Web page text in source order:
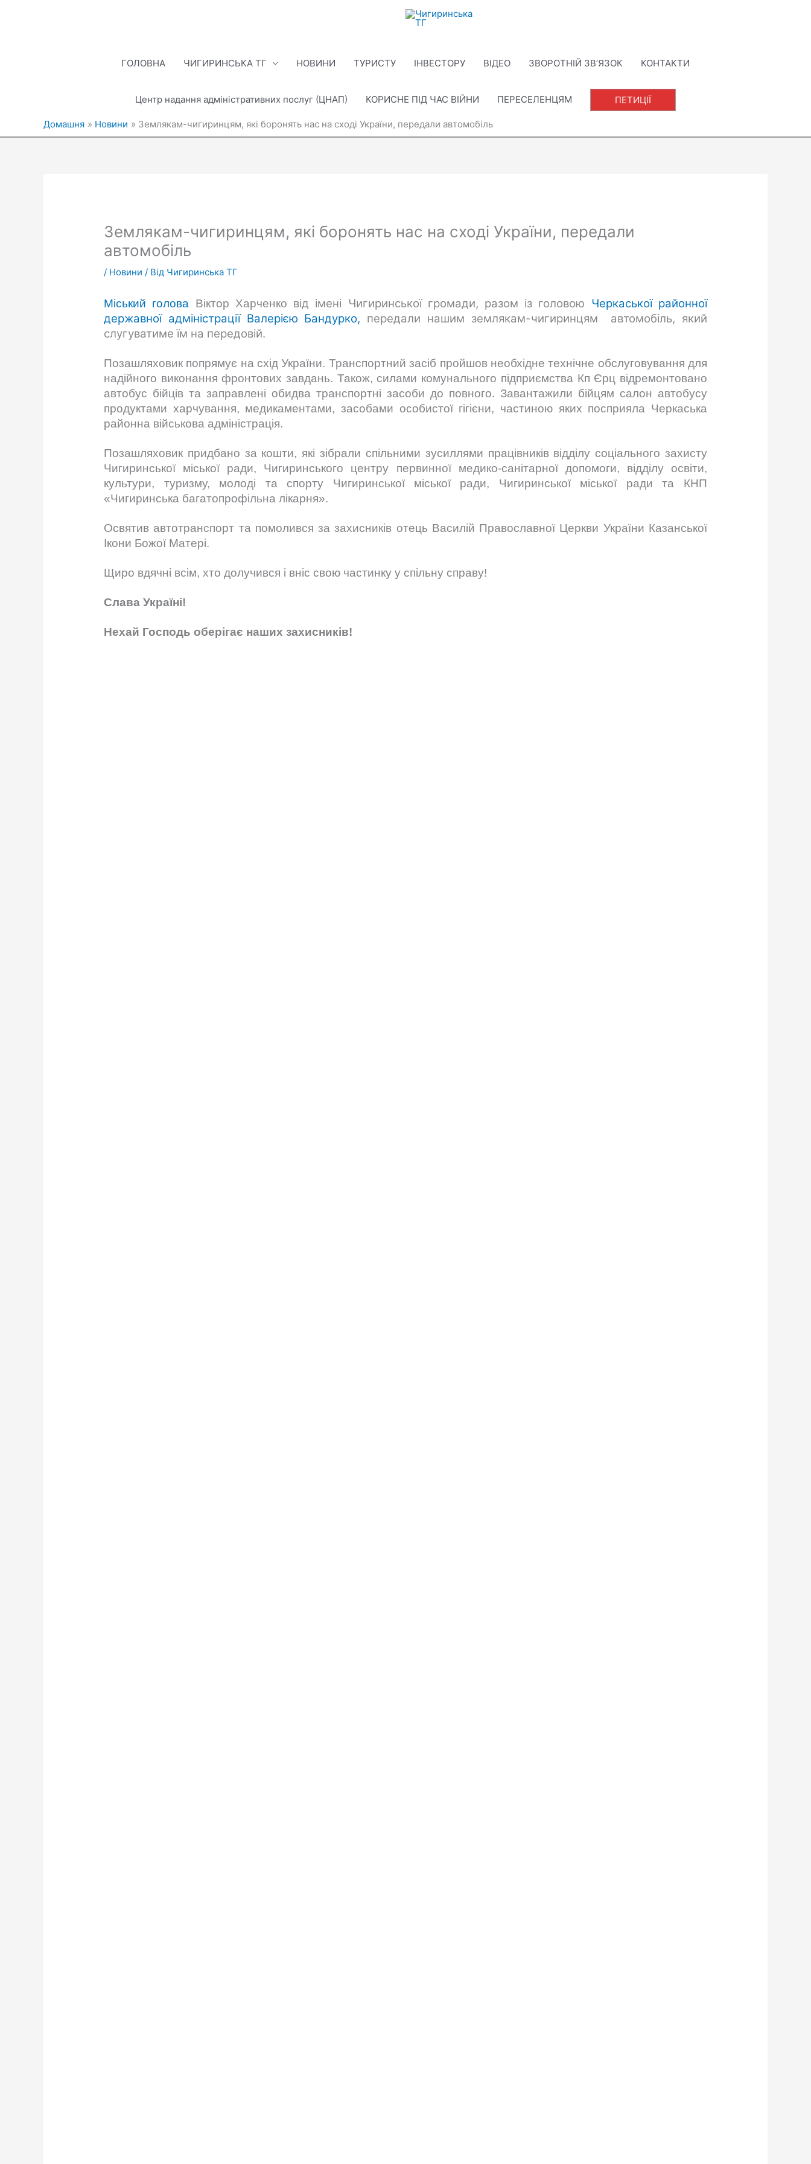
ГОЛОВНА ЧИГИРИНСЬКА ТГ НОВИНИ ТУРИСТУ ІНВЕСТОРУ ВІДЕО ЗВОРОТНІЙ ЗВ’ЯЗОК КОНТАКТИ
Центр надання адміністративних послуг (ЦНАП) КОРИСНЕ ПІД ЧАС ВІЙНИ ПЕРЕСЕЛЕНЦЯМ ПЕТИЦІЇ
Домашня Новини Землякам-чигиринцям, які боронять нас на сході України, передали автомобіль
Землякам-чигиринцям, які боронять нас на сході України, передали
автомобіль
/ Новини / Від Чигиринська ТГ
Міський голова Віктор Харченко від імені Чигиринської громади, разом із головою Черкаської районної
державної адміністрації Валерією Бандурко, передали нашим землякам-чигиринцям автомобіль, який
слугуватиме їм на передовій.
Позашляховик попрямує на схід України. Транспортний засіб пройшов необхідне технічне обслуговування для
надійного виконання фронтових завдань. Також, силами комунального підприємства Кп Єрц відремонтовано
автобус бійців та заправлені обидва транспортні засоби до повного. Завантажили бійцям салон автобусу
продуктами харчування, медикаментами, засобами особистої гігієни, частиною яких посприяла Черкаська
районна військова адміністрація.
Позашляховик придбано за кошти, які зібрали спільними зусиллями працівників відділу соціального захисту
Чигиринської міської ради, Чигиринського центру первинної медико-санітарної допомоги, відділу освіти,
культури, туризму, молоді та спорту Чигиринської міської ради, Чигиринської міської ради та КНП
«Чигиринська багатопрофільна лікарня».
Освятив автотранспорт та помолився за захисників отець Василій Православної Церкви України Казанської
Ікони Божої Матері.
Щиро вдячні всім, хто долучився і вніс свою частинку у спільну справу!
Слава Україні!
Нехай Господь оберігає наших захисників!